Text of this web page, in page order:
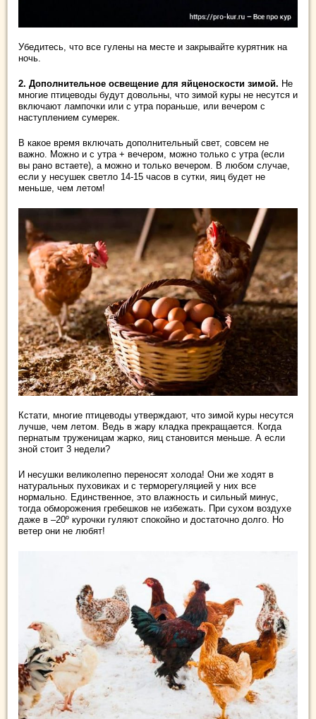
Убедитесь, что все гулены на месте и закрывайте курятник на
ночь.
2. Дополнительное освещение для яйценоскости зимой. Не
многие птицеводы будут довольны, что зимой куры не несутся и
включают лампочки или с утра пораньше, или вечером с
наступлением сумерек.
В какое время включать дополнительный свет, совсем не
важно. Можно и с утра + вечером, можно только с утра (если
вы рано встаете), а можно и только вечером. В любом случае,
если у несушек светло 14-15 часов в сутки, яиц будет не
меньше, чем летом!
Кстати, многие птицеводы утверждают, что зимой куры несутся
лучше, чем летом. Ведь в жару кладка прекращается. Когда
пернатым труженицам жарко, яиц становится меньше. А если
зной стоит 3 недели?
И несушки великолепно переносят холода! Они же ходят в
натуральных пуховиках и с терморегуляцией у них все
нормально. Единственное, это влажность и сильный минус,
тогда обморожения гребешков не избежать. При сухом воздухе
даже в –20º курочки гуляют спокойно и достаточно долго. Но
ветер они не любят!